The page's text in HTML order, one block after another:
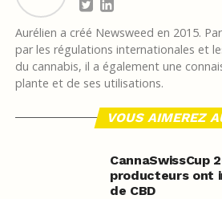
Aurélien a créé Newsweed en 2015.
par les régulations internationales et
du cannabis, il a également une
plante et de ses utilisations.
VOUS AIMEREZ
CannaSwissCup
producteurs ont
de CBD